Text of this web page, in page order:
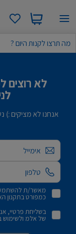
לא
אנחנו לא מציקים :)
אימייל
מאשר/ת להשתמש
כמפורט בתקנון
בשליחת פרטיי,
של אלמ